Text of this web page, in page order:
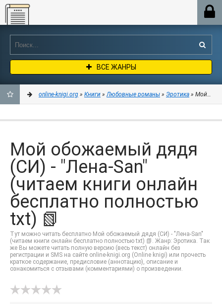
Online-knigi.org
ВСЕ ЖАНРЫ
ЗАКЛАДКИ
online-knigi.org » Книги »Любовные романы » Эротика » Мой
Мой обожаемый дядя
(СИ) - "Лена-San"
(читаем книги онлайн
бесплатно полностью
txt) 📗
Тут можно читать бесплатно Мой обожаемый дядя (СИ) - "Лена-San"
(читаем книги онлайн бесплатно полностью txt) 📗. Жанр: Эротика. Так
же Вы можете читать полную версию (весь текст) онлайн без
регистрации и SMS на сайте online-knigi.org (Online knigi) или прочесть
краткое содержание, предисловие (аннотацию), описание и
ознакомиться с отзывами (комментариями) о произведении.